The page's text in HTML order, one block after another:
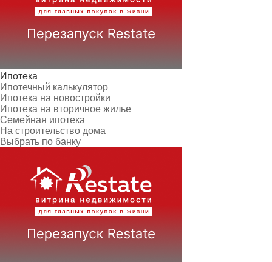
Ипотека
Ипотечный калькулятор
Ипотека на новостройки
Ипотека на вторичное жилье
Семейная ипотека
На строительство дома
Выбрать по банку